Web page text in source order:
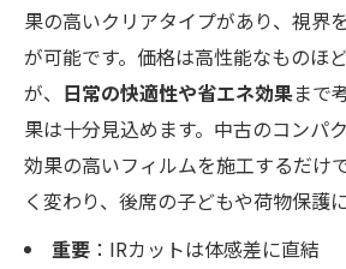
果の高いクリアタイプがあり、視界
が可能です。価格は高性能なものほ
が、 日常の快適性や省エネ効果まで
果は十分見込めます。中古のコンパ
効果の高いフィルムを施工するだけ
く変わり、後席の子どもや荷物保護
重要：IRカットは体感差に直結